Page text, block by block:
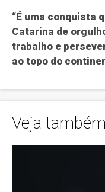
“É uma conquista
Catarina de
trabalho e
ao topo do
Veja também